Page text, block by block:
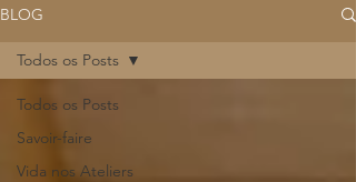
BLOG
Todos os Posts
Savoir-faire
Vida nos Ateliers
Todos os Posts